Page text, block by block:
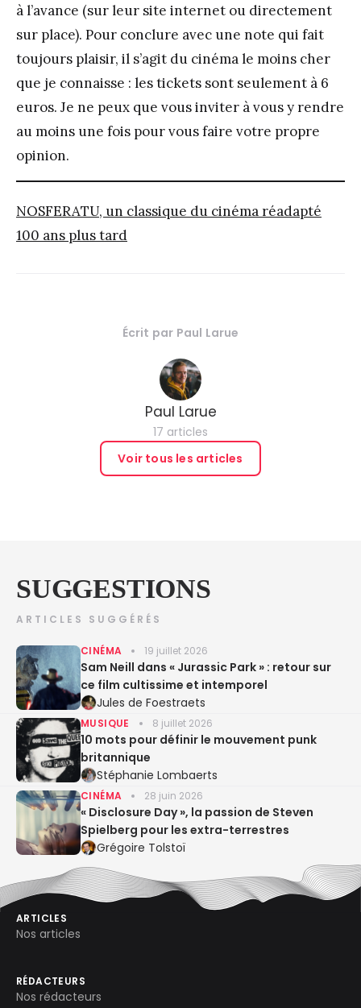
à l’avance (sur leur site internet ou directement
sur place). Pour conclure avec une note qui fait
toujours plaisir, il s’agit du cinéma le moins cher
que je connaisse : les tickets sont seulement à 6
euros. Je ne peux que vous inviter à vous y rendre
au moins une fois pour vous faire votre propre
opinion.
NOSFERATU, un classique du cinéma réadapté
100 ans plus tard
Écrit par Paul Larue
Paul Larue
17 articles
Voir tous les articles
SUGGESTIONS
ARTICLES SUGGÉRÉS
CINÉMA 19 juillet 2026
Sam Neill dans « Jurassic Park » : retour sur
ce film cultissime et intemporel
Jules de Foestraets
MUSIQUE 8 juillet 2026
10 mots pour définir le mouvement punk
britannique
Stéphanie Lombaerts
CINÉMA 28 juin 2026
« Disclosure Day », la passion de Steven
Spielberg pour les extra-terrestres
Grégoire Tolstoï
ARTICLES
Nos articles
RÉDACTEURS
Nos rédacteurs